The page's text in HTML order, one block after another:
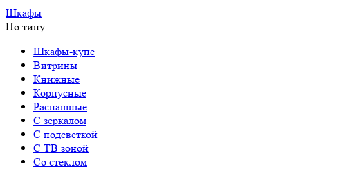
Шкафы
По типу
Шкафы-купе
Витрины
Книжные
Корпусные
Распашные
С зеркалом
С подсветкой
С ТВ зоной
Со стеклом